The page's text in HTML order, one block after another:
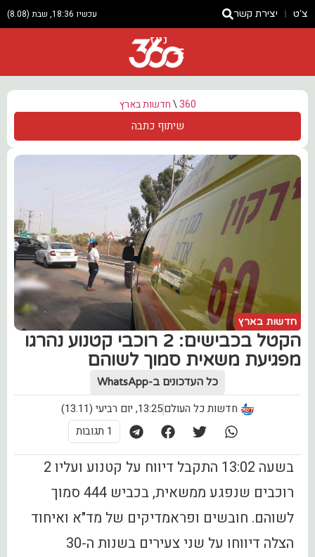
צ'ט יצירת קשר עכשיו 18:36, שבת (8.08)
ניוז
360
\חדשות בארץ
שיתוף כתבה
חדשות בארץ
הקטל בכבישים: 2 רוכבי קטנוע נהרגו
מפגיעת משאית סמוך לשוהם
כל העדכונים ב-WhatsApp
חדשות כל העולם13:25, יום רביעי (13.11)
1 תגובות
בשעה 13:02 התקבל דיווח על קטנוע ועליו 2
רוכבים שנפגע ממשאית, בכביש 444 סמוך
לשוהם. חובשים ופראמדיקים של מד"א ואיחוד
הצלה דיווחו על שני צעירים בשנות ה-30